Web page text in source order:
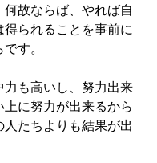
故ならば、やれば自
られることを事前に
す。
も高いし、努力出来
上に努力が出来るから
たちよりも結果が出